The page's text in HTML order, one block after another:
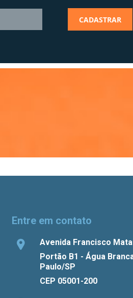
Entre em contato
Avenida Francisco
Portão B1 - Água
Paulo/SP
CEP 05001-200